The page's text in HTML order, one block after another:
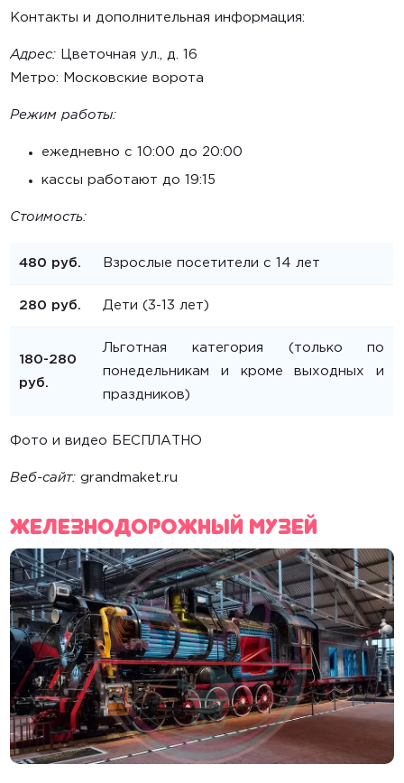
Контакты и дополнительная информация:
Адрес: Цветочная ул., д. 16
Метро: Московские ворота
Режим работы:
ежедневно c 10:00 до 20:00
кассы работают до 19:15
Стоимость:
480 руб. Взрослые посетители с 14 лет
280 руб. Дети (3-13 лет)
180-280
руб.
Льготная категория (только по
понедельникам и кроме выходных и
праздников)
Фото и видео БЕСПЛАТНО
Веб-сайт: grandmaket.ru
Железнодорожный музей